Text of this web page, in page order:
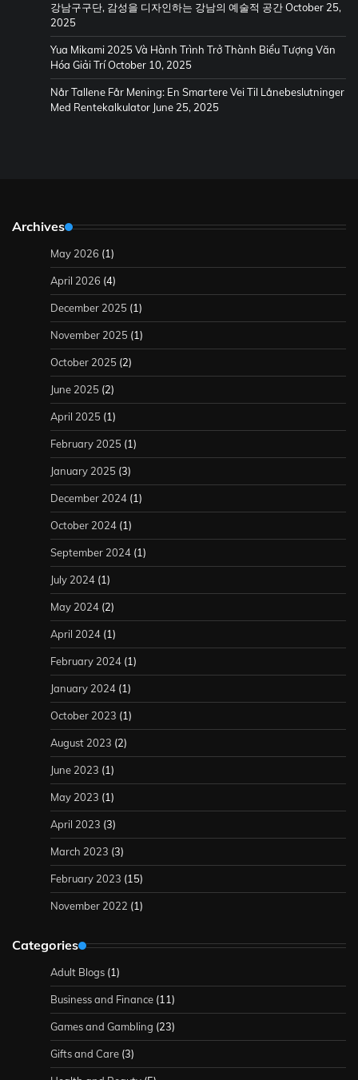
강남구구단, 감성을 디자인하는 강남의 예술적 공간October 25,
2025
Yua Mikami 2025 Và Hành Trình Trở Thành Biểu Tượng Văn
Hóa Giải TríOctober 10, 2025
Når Tallene Får Mening: En Smartere Vei Til Lånebeslutninger
Med Rentekalkulator June 25, 2025
Archives
May 2026 (1)
April 2026 (4)
December 2025 (1)
November 2025 (1)
October 2025 (2)
June 2025 (2)
April 2025 (1)
February 2025 (1)
January 2025 (3)
December 2024 (1)
October 2024 (1)
September 2024 (1)
July 2024 (1)
May 2024 (2)
April 2024 (1)
February 2024 (1)
January 2024 (1)
October 2023 (1)
August 2023 (2)
June 2023 (1)
May 2023 (1)
April 2023 (3)
March 2023 (3)
February 2023 (15)
November 2022 (1)
Categories
Adult Blogs (1)
Business and Finance (11)
Games and Gambling (23)
Gifts and Care (3)